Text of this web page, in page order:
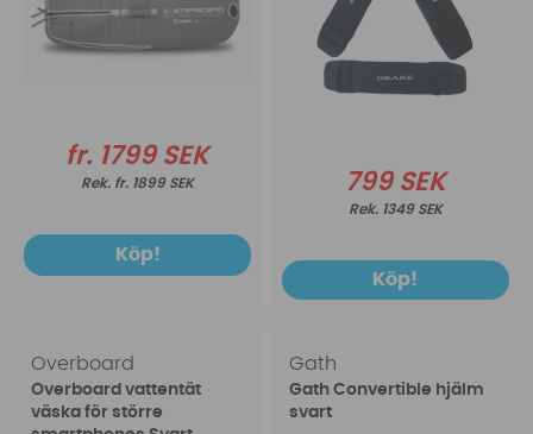
fr. 1799 SEK
fr. 1899 SEK
Köp!
799 SEK
1349 SEK
Köp!
Overboard
Overboard vattentät
väska för större
Gath
Gath Convertible hjälm
svart